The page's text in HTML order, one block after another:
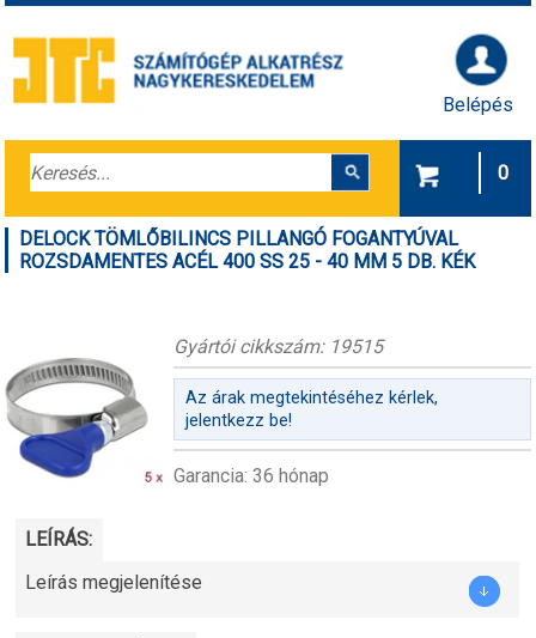
Belépés
0
DELOCK TÖMLŐBILINCS PILLANGÓ FOGANTYÚVAL
ROZSDAMENTES ACÉL 400 SS 25 - 40 MM 5 DB. KÉK
Gyártói cikkszám: 19515
Az árak megtekintéséhez kérlek,
jelentkezz be!
Garancia: 36 hónap
LEÍRÁS:
Leírás megjelenítése